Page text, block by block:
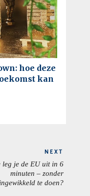
hoe deze
kan
NEXT
POST:
leg je de EU uit in 6
minuten – zonder
ingewikkeld te doen?